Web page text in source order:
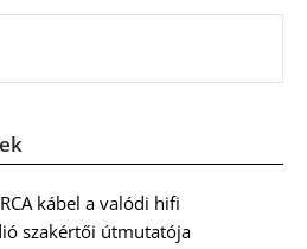
kábel a valódi hifi
szakértői útmutatója